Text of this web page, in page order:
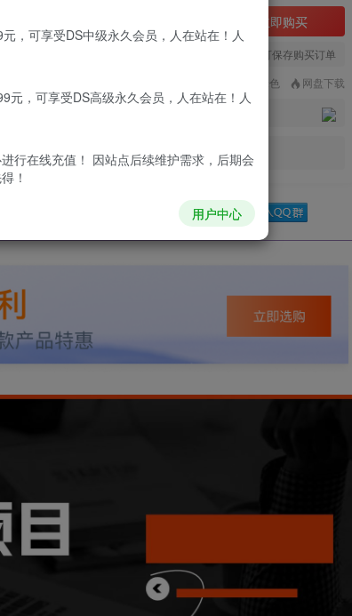
立即购买
您当前未登录！建议登陆后购买，可保存购买订单
安全绿色 网盘下载
买如有疑问请及时联系站长QQ：
免费资源，积分只需签到就可以获得！
处，请第一时间联系我们删除！ Q群：
，可享受DS中级永久会员，人在站在！人
元，可享受DS高级永久会员，人在站在！人
进行在线充值！ 因站点后续维护需求，后期会
！
用户中心